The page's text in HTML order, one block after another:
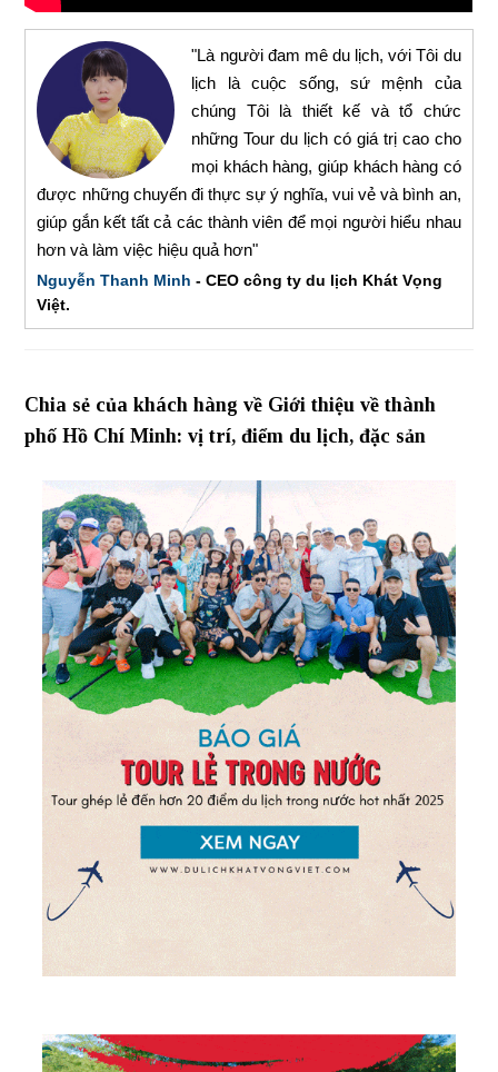
"Là người đam mê du lịch, với Tôi du
lịch là cuộc sống, sứ mệnh của
chúng Tôi là thiết kế và tổ chức
những Tour du lịch có giá trị cao cho
mọi khách hàng, giúp khách hàng có
được những chuyến đi thực sự ý nghĩa, vui vẻ và bình an,
giúp gắn kết tất cả các thành viên để mọi người hiểu nhau
hơn và làm việc hiệu quả hơn"
Nguyễn Thanh Minh - CEO công ty du lịch Khát Vọng
Việt.
Chia sẻ của khách hàng về Giới thiệu về thành
phố Hồ Chí Minh: vị trí, điểm du lịch, đặc sản